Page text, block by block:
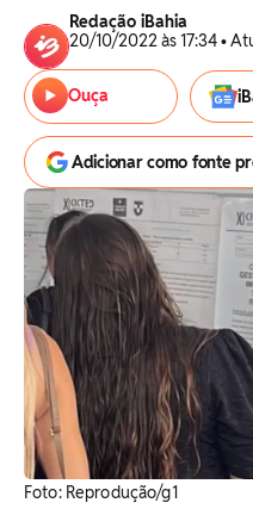
Redação iBahia
20/10/2022 às 17:34 •
Ouça
Adicionar como fonte
Foto: Reprodução/g1